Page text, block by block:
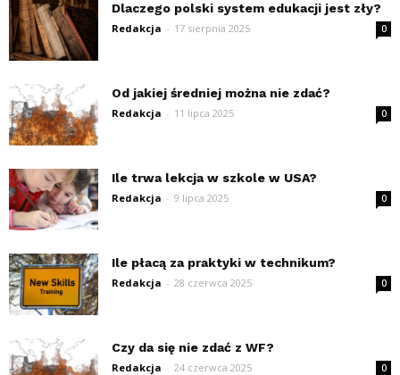
Dlaczego polski system edukacji jest zły?
Redakcja - 17 sierpnia 2025 0
Od jakiej średniej można nie zdać?
Redakcja - 11 lipca 2025 0
Ile trwa lekcja w szkole w USA?
Redakcja - 9 lipca 2025 0
Ile płacą za praktyki w technikum?
Redakcja - 28 czerwca 2025 0
Czy da się nie zdać z WF?
Redakcja - 24 czerwca 2025 0